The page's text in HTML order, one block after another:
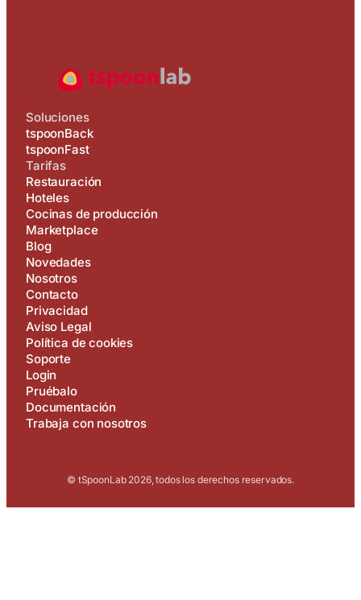
Soluciones
tspoonBack
tspoonFast
Tarifas
Restauración
Hoteles
Cocinas de producción
Marketplace
Blog
Novedades
Nosotros
Contacto
Privacidad
Aviso Legal
Política de cookies
Soporte
Login
Pruébalo
Documentación
Trabaja con nosotros
© tSpoonLab 2026, todos los derechos reservados.